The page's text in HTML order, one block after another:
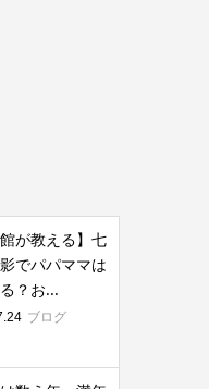
館が教える】七
でパパママは
？お...
ブログ